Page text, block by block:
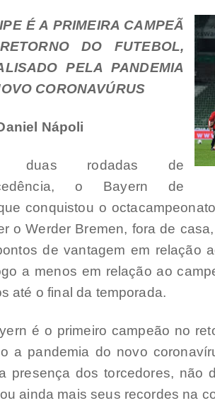
É A PRIMEIRA CAMPEÃ
DO FUTEBOL,
PELA PANDEMIA
CORONAVÚRUS
Nápoli
duas rodadas de
o Bayern de
conquistou o
o Werder Bremen, fora de
de vantagem em relação
a menos em relação ao
até o final da temporada.
é o primeiro campeão no
a pandemia do novo
presença dos torcedores, não
ainda mais seus recordes na